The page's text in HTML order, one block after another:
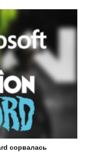
сорвалась